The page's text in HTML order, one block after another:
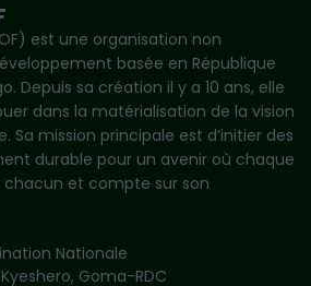
est une organisation non
basée en République
Depuis sa création il y a 10 ans, elle
dans la matérialisation de la vision
Sa mission principale est d’initier des
durable pour un avenir où chaque
et compte sur son
Nationale
Kyeshero, Goma-RDC